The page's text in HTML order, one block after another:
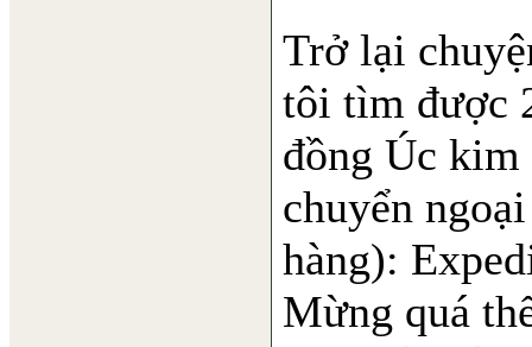
Trở lại
tôi tìm được
đồng Úc
chuyển
hàng):
Mừng quá